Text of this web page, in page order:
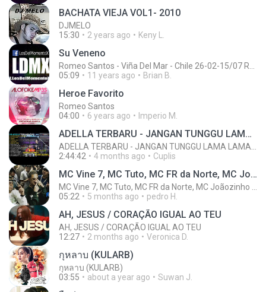
BACHATA VIEJA VOL1- 2010
DJMELO
15:30
2 years ago Keny L.
Su Veneno
05:09
11 years ago Brian B.
Heroe Favorito
Romeo Santos
04:00
6 years ago Imperio M.
ADELLA TERBARU - JANGAN TUNGGU LAMA LAMA - GELAS RETAK - OM ADELLA FULL ALBUM TERBARU 2026
2:44:42
4 months ago Cuplis
MC Vine 7, MC Tuto, MC FR da Norte, MC Joãozinho VT, MC Dkzin
05:22
5 months ago pedro H.
AH, JESUS / CORAÇÃO IGUAL AO TEU
AH, JESUS / CORAÇÃO IGUAL AO TEU
12:27
2 months ago Veronica D.
กุหลาบ (KULARB)
กุหลาบ (KULARB)
03:55
about a year ago Suwan J.